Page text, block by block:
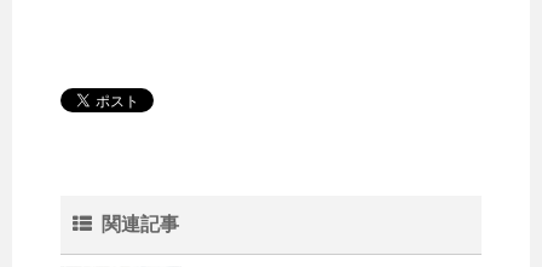
関連記事